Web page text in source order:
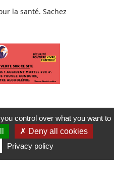
la santé. Sachez
control over what you want to
Deny all cookies
Privacy policy